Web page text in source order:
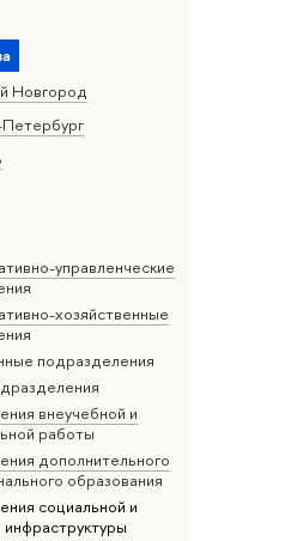
Новгород
управленческие
хозяйственные
подразделения
внеучебной и
работы
дополнительного
образования
социальной и